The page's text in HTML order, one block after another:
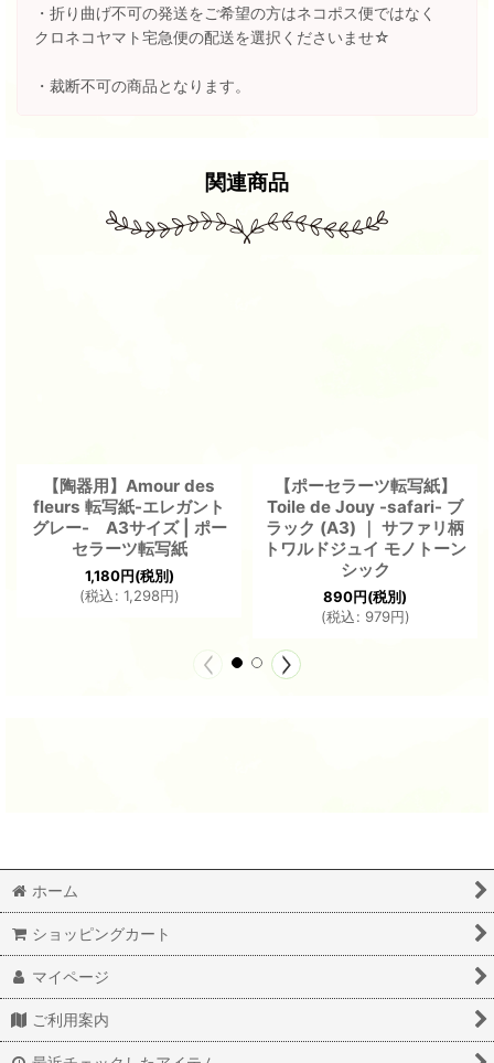
・折り曲げ不可の発送をご希望の方はネコポス便ではなく
クロネコヤマト宅急便の配送を選択くださいませ☆
・裁断不可の商品となります。
関連商品
【陶器用】Amour des
fleurs 転写紙-エレガント
グレー- A3サイズ | ポー
セラーツ転写紙
1,180円(税別)
(税込: 1,298円)
【ポーセラーツ転写紙】
Toile de Jouy -safari- ブ
ラック (A3) ｜ サファリ柄
トワルドジュイ モノトーン
シック
890円(税別)
(税込: 979円)
ホーム
ショッピングカート
マイページ
ご利用案内